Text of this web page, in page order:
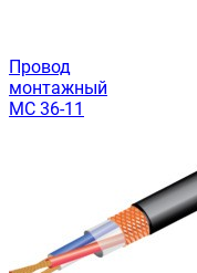
Провод
монтажный
МС 36-11